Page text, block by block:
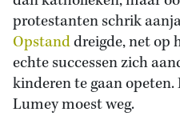
protestanten schrik
Opstanddreigde, net op
echte successen zich
kinderen te gaan
Lumey moest weg.